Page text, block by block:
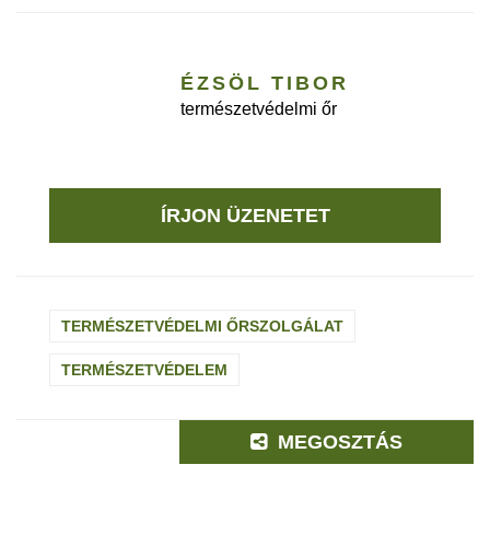
ÉZSÖL TIBOR
természetvédelmi őr
ÍRJON ÜZENETET
TERMÉSZETVÉDELMI ŐRSZOLGÁLAT
TERMÉSZETVÉDELEM
MEGOSZTÁS